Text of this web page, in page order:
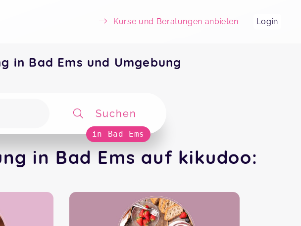
Kurse und Beratungen anbieten Login
in Bad Ems und Umgebung
Suchen
in Bad Ems
in Bad Ems auf kikudoo: